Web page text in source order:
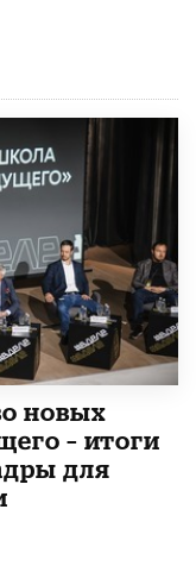
новых
– итоги
для